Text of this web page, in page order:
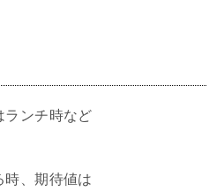
ランチ時など
時、期待値は